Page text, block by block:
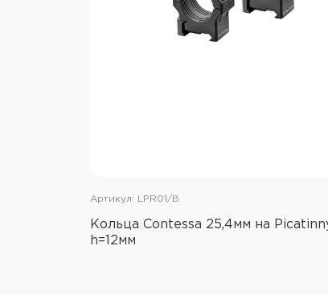
Артикул: LPR01/B
Кольца Contessa 25,4мм на
h=12мм